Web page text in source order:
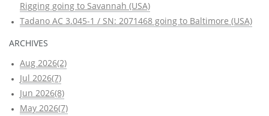
Rigging going to Savannah (USA)
Tadano AC 3.045-1 / SN: 2071468 going to Baltimore (USA)
ARCHIVES
Aug 2026(2)
Jul 2026(7)
Jun 2026(8)
May 2026(7)